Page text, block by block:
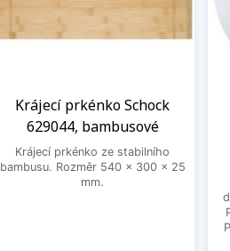
Krájecí prkénko Schock
629044, bambusové
Krájecí prkénko ze stabilního
bambusu. Rozměr 540 x 300 x 25
mm.